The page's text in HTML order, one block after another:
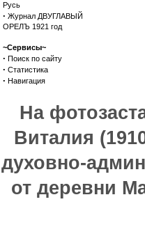
Русь
· Журнал ДВУГЛАВЫЙ
ОРЕЛЪ 1921 год
~Сервисы~
· Поиск по сайту
· Статистика
· Навигация
На
Виталия
духовно-
от деревни